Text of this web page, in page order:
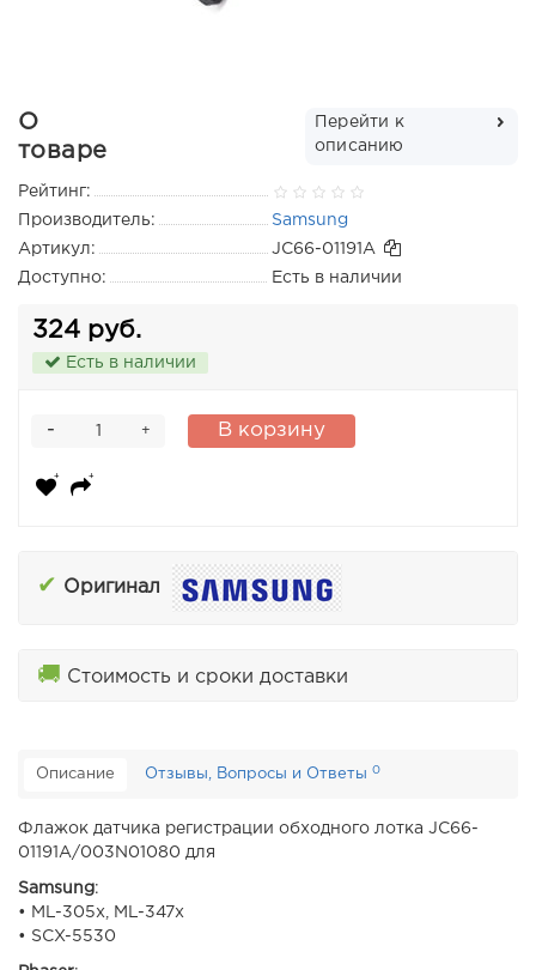
О
товаре
Перейти к
описанию
Рейтинг:
Производитель:
Samsung
Артикул:
JC66-01191A
Доступно:
Есть в наличии
324 руб.
Есть в наличии
+
- В корзину
✔ Оригинал
🚚 Стоимость и сроки доставки
Описание Отзывы, Вопросы и Ответы 0
Флажок датчика регистрации обходного лотка JC66-
01191A/003N01080 для
Samsung :
• ML-305x, ML-347x
• SCX-5530